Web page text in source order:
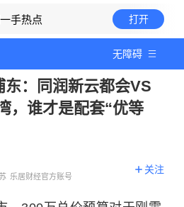
手热点 打开
无障碍
东：同润新云都会VS
，谁才是配套“优等
乐居财经官方账号
关注